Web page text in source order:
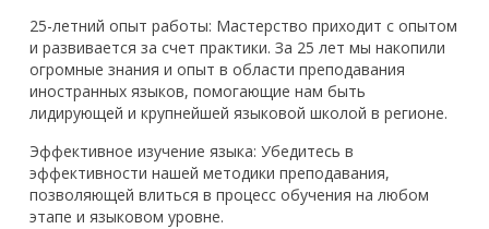
25-летний опыт работы: Мастерство приходит с опытом
и развивается за счет практики. За 25 лет мы накопили
огромные знания и опыт в области преподавания
иностранных языков, помогающие нам быть
лидирующей и крупнейшей языковой школой в регионе.
Эффективное изучение языка: Убедитесь в
эффективности нашей методики преподавания,
позволяющей влиться в процесс обучения на любом
этапе и языковом уровне.